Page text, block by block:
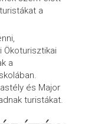
a
Ökoturisztikai
a
és Major
turistákat.